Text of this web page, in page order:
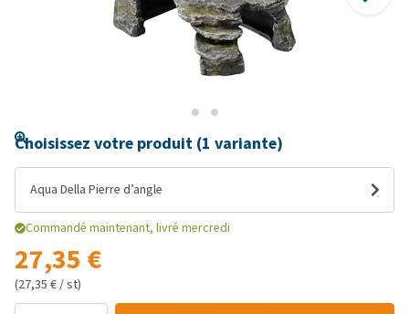
Choisissez votre produit (1 variante)
Aqua Della Pierre d’angle
Commandé maintenant, livré mercredi
27,35 €
(27,35 € / st)